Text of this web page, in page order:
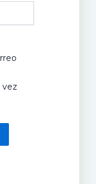
vez